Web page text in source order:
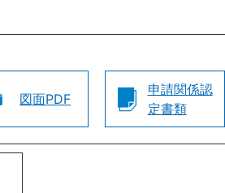
図面PDF
申請関係認
定書類